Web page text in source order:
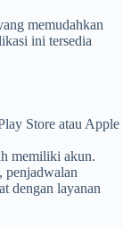
memudahkan
ini tersedia
Store atau Apple
memiliki akun.
penjadwalan
dengan layanan